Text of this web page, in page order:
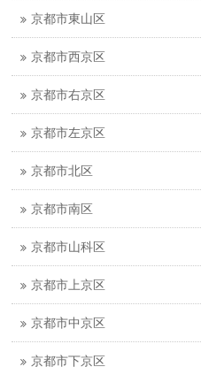
京都市東山区
京都市西京区
京都市右京区
京都市左京区
京都市北区
京都市南区
京都市山科区
京都市上京区
京都市中京区
京都市下京区